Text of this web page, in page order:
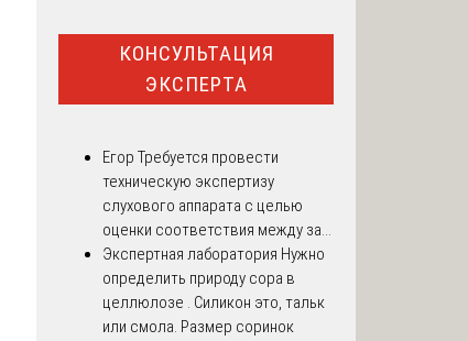
КОНСУЛЬТАЦИЯ
ЭКСПЕРТА
Егор Требуется провести
техническую экспертизу
слухового аппарата с целью
оценки соответствия между за...
Экспертная лаборатория Нужно
определить природу сора в
целлюлозе . Силикон это, тальк
или смола. Размер соринок